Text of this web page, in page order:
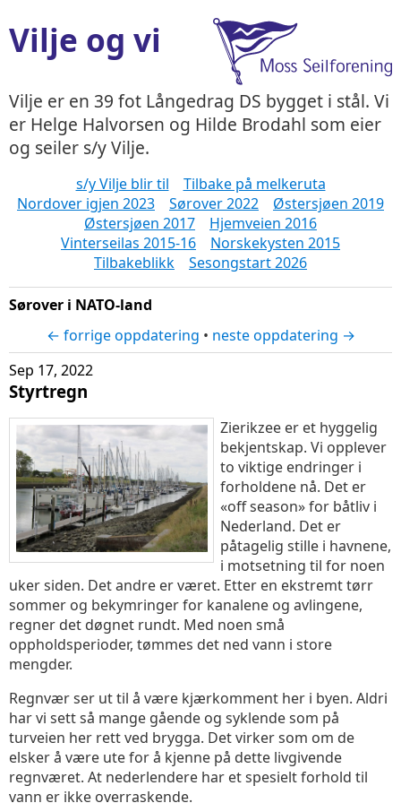
Vilje og vi
Vilje er en 39 fot Långedrag DS bygget i stål. Vi
er Helge Halvorsen og Hilde Brodahl som eier
og seiler s/y Vilje.
s/y Vilje blir til
Tilbake på melkeruta
Nordover igjen 2023
Sørover 2022
Østersjøen 2019
Østersjøen 2017
Hjemveien 2016
Vinterseilas 2015-16
Norskekysten 2015
Tilbakeblikk
Sesongstart 2026
Sørover i NATO-land
← forrige oppdatering • neste oppdatering →
Sep 17, 2022
Styrtregn
Zierikzee er et hyggelig
bekjentskap. Vi opplever
to viktige endringer i
forholdene nå. Det er
«off season» for båtliv i
Nederland. Det er
påtagelig stille i havnene,
i motsetning til for noen
uker siden. Det andre er været. Etter en ekstremt tørr
sommer og bekymringer for kanalene og avlingene,
regner det døgnet rundt. Med noen små
oppholdsperioder, tømmes det ned vann i store
mengder.
Regnvær ser ut til å være kjærkomment her i byen. Aldri
har vi sett så mange gående og syklende som på
turveien her rett ved brygga. Det virker som om de
elsker å være ute for å kjenne på dette livgivende
regnværet. At nederlendere har et spesielt forhold til
vann er ikke overraskende.